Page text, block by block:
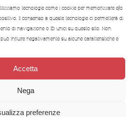
tecnologie come i cookie per memorizzare e/o
Il consenso a queste tecnologie ci permetterà di
di navigazione o ID unici su questo sito. Non
influire negativamente su alcune caratteristiche e
Accetta
Nega
preferenze
di una campagna
per capire quale linguaggio e